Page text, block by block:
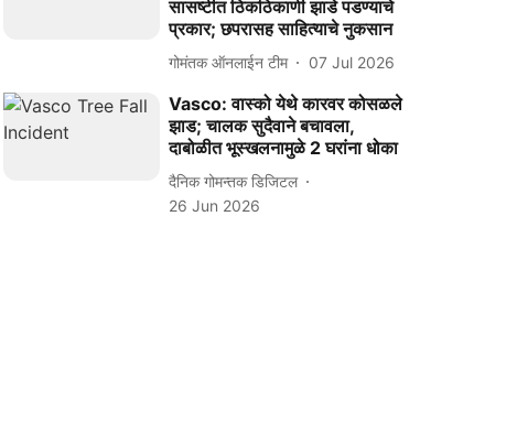
सासष्टीत ठिकठिकाणी झाडे पडण्याचे
प्रकार; छपरासह साहित्याचे नुकसान
गोमंतक ऑनलाईन टीम 07 Jul 2026
Vasco: वास्को येथे कारवर कोसळले
झाड; चालक सुदैवाने बचावला,
दाबोळीत भूस्खलनामुळे 2 घरांना धोका
दैनिक गोमन्तक डिजिटल
26 Jun 2026